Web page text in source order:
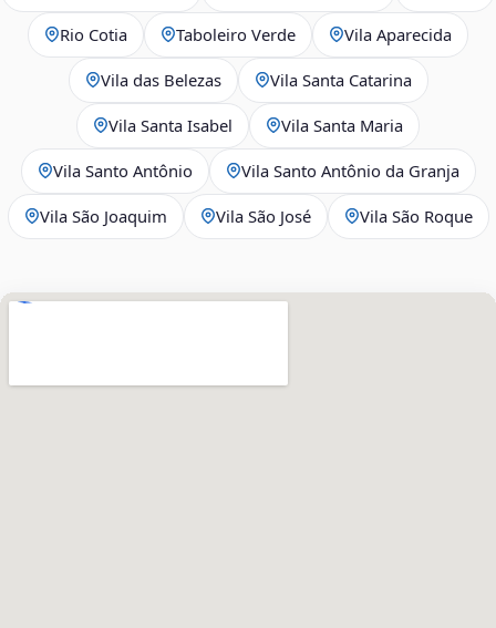
Rio Cotia Taboleiro Verde Vila Aparecida
Vila das Belezas Vila Santa Catarina
Vila Santa Isabel Vila Santa Maria
Vila Santo Antônio Vila Santo Antônio da Granja
Vila São Joaquim Vila São José Vila São Roque